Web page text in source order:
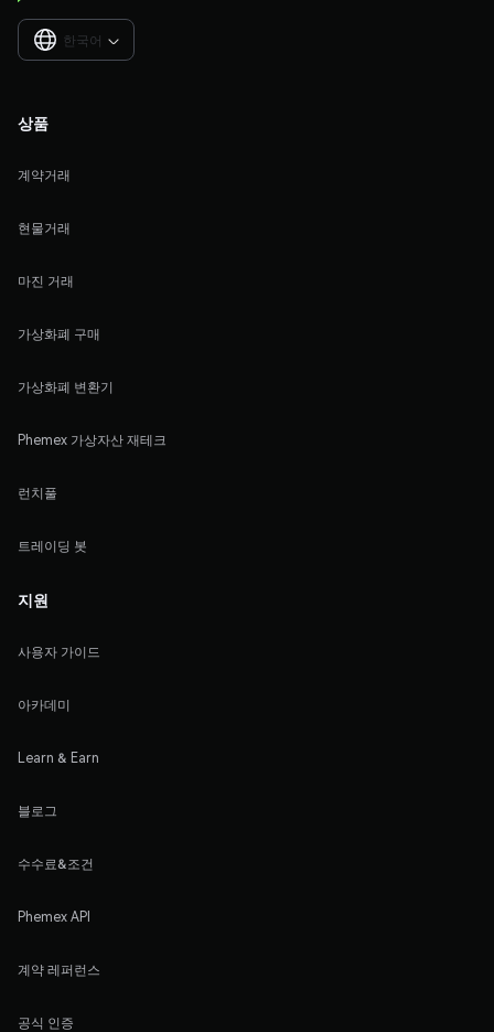
한국어 
상품
계약거래
현물거래
마진 거래
가상화폐 구매
가상화폐 변환기
Phemex 가상자산 재테크
런치풀
트레이딩 봇
지원
사용자 가이드
아카데미
Learn & Earn
블로그
수수료&조건
Phemex API
계약 레퍼런스
공식 인증